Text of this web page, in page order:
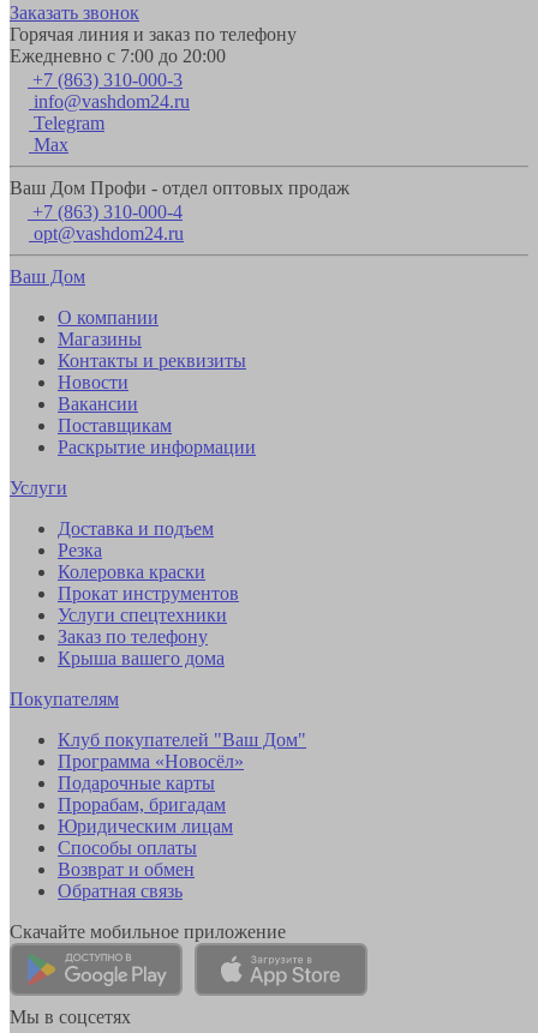
Заказать звонок
Горячая линия и заказ по телефону
Ежедневно с 7:00 до 20:00
+7 (863) 310-000-3
info@vashdom24.ru
Telegram
Max
Ваш Дом Профи - отдел оптовых продаж
+7 (863) 310-000-4
opt@vashdom24.ru
Ваш Дом
О компании
Магазины
Контакты и реквизиты
Новости
Вакансии
Поставщикам
Раскрытие информации
Услуги
Доставка и подъем
Резка
Колеровка краски
Прокат инструментов
Услуги спецтехники
Заказ по телефону
Крыша вашего дома
Покупателям
Клуб покупателей "Ваш Дом"
Программа «Новосёл»
Подарочные карты
Прорабам, бригадам
Юридическим лицам
Способы оплаты
Возврат и обмен
Обратная связь
Скачайте мобильное приложение
Мы в соцсетях